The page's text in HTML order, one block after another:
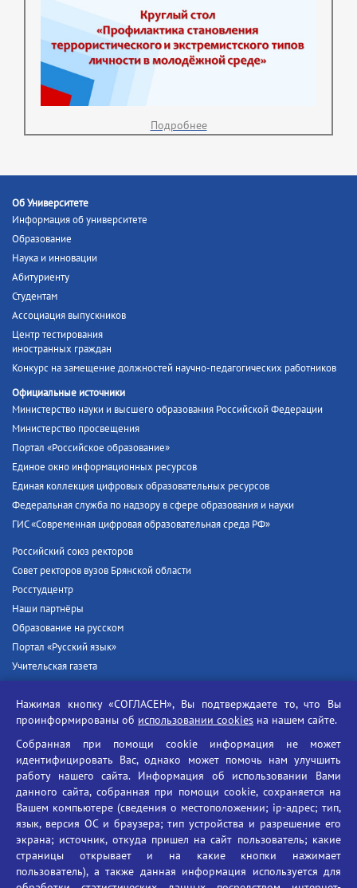
Подробнее
Об Университете
Информация об университете
Образование
Наука и инновации
Абитуриенту
Студентам
Ассоциация выпускников
Центр тестирования
иностранных граждан
Конкурс на замещение должностей научно-педагогических работников
Официальные источники
Министерство науки и высшего образования Российской Федерации
Министерство просвещения
Портал «Российское образование»
Единое окно информационных ресурсов
Единая коллекция цифровых образовательных ресурсов
Федеральная служба по надзору в сфере образования и науки
ГИС «Современная цифровая образовательная среда РФ»
Российский союз ректоров
Совет ректоров вузов Брянской области
Росстудцентр
Наши партнёры
Образование на русском
Портал «Русский язык»
Учительская газета
Единый портал государственных услуг
Противодействие угрозам информационной безопасности
Социальные ролики - Генеральная прокуратура РФ
Противодействие коррупции
БГУ против наркотиков
Брянский государственный университет
имени академика И.Г. Петровского
Время работы: пн-пт 09:00-18:00
Нажимая кнопку «СОГЛАСЕН», Вы подтверждаете то, что Вы
проинформированы об использовании cookies на нашем сайте.
Собранная при помощи cookie информация не может
идентифицировать Вас, однако может помочь нам улучшить
работу нашего сайта. Информация об использовании Вами
данного сайта, собранная при помощи cookie, сохраняется на
Вашем компьютере (сведения о местоположении; ip-адрес; тип,
язык, версия ОС и браузера; тип устройства и разрешение его
экрана; источник, откуда пришел на сайт пользователь; какие
страницы открывает и на какие кнопки нажимает
пользователь), а также данная информация используется для